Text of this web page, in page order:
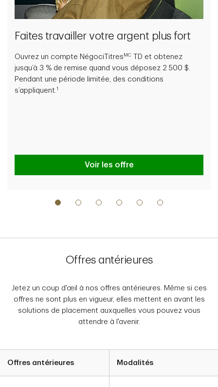
Faites travailler votre argent plus fort
Ouvrez un compte NégociTitres MC
TD et obtenez
jusqu’à 3 % de remise quand vous déposez 2 500 $.
Pendant une période limitée, des conditions
s’appliquent. 1
Voir les offre
Offres antérieures
Jetez un coup d'œil à nos offres antérieures. Même si ces
offres ne sont plus en vigueur, elles mettent en avant les
solutions de placement auxquelles vous pouvez vous
attendre à l'avenir.
Offres antérieures Modalités